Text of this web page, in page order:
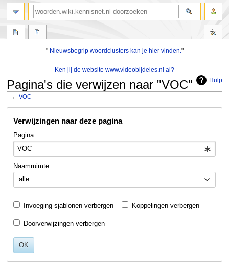
" Nieuwsbegrip woordclusters kan je hier vinden."
Ken jij de website www.videobijdeles.nl al?
Hulp
Pagina's die verwijzen naar "VOC"
←VOC
navigatie
zoeken
Verwijzingen naar deze pagina
Pagina:
Naamruimte:
alle
Invoeging sjablonen verbergen Koppelingen verbergen
Doorverwijzingen verbergen
OK
zoeken